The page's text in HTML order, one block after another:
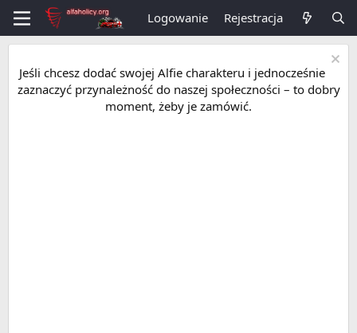
Logowanie Rejestracja
Jeśli chcesz dodać swojej Alfie charakteru i jednocześnie
zaznaczyć przynależność do naszej społeczności – to dobry
moment, żeby je zamówić.